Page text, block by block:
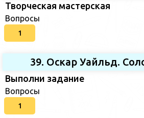
Творческая мастерская
Вопросы
1
39. Оскар Уайльд.
Выполни задание
Вопросы
1